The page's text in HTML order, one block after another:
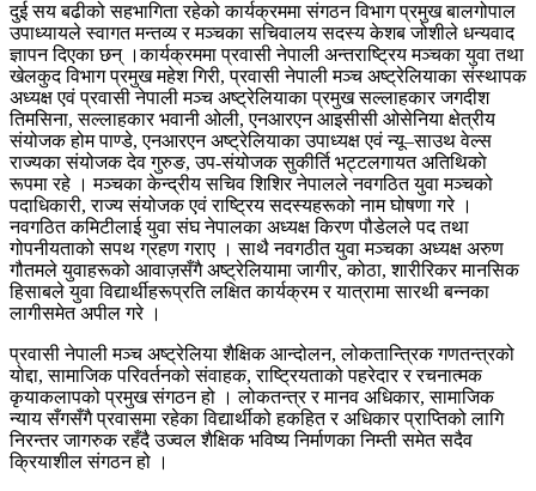
दुई सय बढीको सहभागिता रहेको कार्यक्रममा संगठन विभाग प्रमुख बालगोपाल
उपाध्यायले स्वागत मन्तव्य र मञ्चका सचिवालय सदस्य केशब जोशीले धन्यवाद
ज्ञापन दिएका छन् ।कार्यक्रममा प्रवासी नेपाली अन्तराष्ट्रिय मञ्चका युवा तथा
खेलकुद विभाग प्रमुख महेश गिरी, प्रवासी नेपाली मञ्च अष्ट्रेलियाका संस्थापक
अध्यक्ष एवं प्रवासी नेपाली मञ्च अष्ट्रेलियाका प्रमुख सल्लाहकार जगदीश
तिमसिना, सल्लाहकार भवानी ओली, एनआरएन आइसीसी ओसेनिया क्षेत्रीय
संयोजक होम पाण्डे, एनआरएन अष्ट्रेलियाका उपाध्यक्ष एवं न्यू–साउथ वेल्स
राज्यका संयोजक देव गुरुङ, उप-संयोजक सुकीर्ति भट्टलगायत अतिथिकाे
रूपमा रहे । मञ्चका केन्द्रीय सचिव शिशिर नेपालले नवगठित युवा मञ्चको
पदाधिकारी, राज्य संयोजक एवं राष्ट्रिय सदस्यहरूको नाम घोषणा गरे ।
नवगठित कमिटीलाई युवा संघ नेपालका अध्यक्ष किरण पौडेलले पद तथा
गोपनीयताको सपथ ग्रहण गराए । साथै नवगठीत युवा मञ्चका अध्यक्ष अरुण
गौतमले युवाहरूको आवाज़सँगै अष्ट्रेलियामा जागीर, कोठा, शारीरिकर मानसिक
हिसाबले युवा विद्यार्थीहरूप्रति लक्षित कार्यक्रम र यात्रामा सारथी बन्नका
लागीसमेत अपील गरे ।
प्रवासी नेपाली मञ्च अष्ट्रेलिया शैक्षिक आन्दोलन, लोकतान्त्रिक गणतन्त्रको
योद्दा, सामाजिक परिवर्तनको संवाहक, राष्ट्रियताको पहरेदार र रचनात्मक
कृयाकलापको प्रमुख संगठन हो । लोकतन्त्र र मानव अधिकार, सामाजिक
न्याय सँगसँगै प्रवासमा रहेका विद्यार्थीको हकहित र अधिकार प्राप्तिको लागि
निरन्तर जागरुक रहँदै उज्वल शैक्षिक भविष्य निर्माणका निम्ती समेत सदैव
क्रियाशील संगठन हो ।